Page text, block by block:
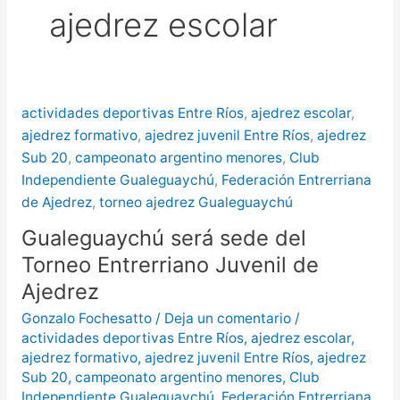
más de $580 millones
puntos de Concordia
ajedrez escolar
actividades deportivas Entre Ríos, ajedrez escolar,
ajedrez formativo, ajedrez juvenil Entre Ríos, ajedrez
Sub 20, campeonato argentino menores, Club
Independiente Gualeguaychú, Federación Entrerriana
de Ajedrez, torneo ajedrez Gualeguaychú
Gualeguaychú será sede del
Torneo Entrerriano Juvenil de
Ajedrez
Gonzalo Fochesatto / Deja un comentario /
actividades deportivas Entre Ríos, ajedrez escolar,
ajedrez formativo, ajedrez juvenil Entre Ríos, ajedrez
Sub 20, campeonato argentino menores, Club